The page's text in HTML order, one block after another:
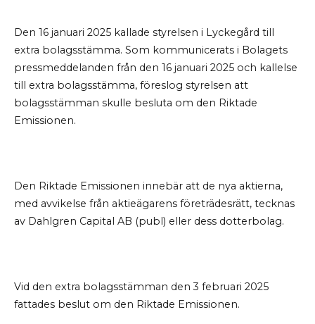
Den 16 januari 2025 kallade styrelsen i Lyckegård till
extra bolagsstämma. Som kommunicerats i Bolagets
pressmeddelanden från den 16 januari 2025 och kallelse
till extra bolagsstämma, föreslog styrelsen att
bolagsstämman skulle besluta om den Riktade
Emissionen.
Den Riktade Emissionen innebär att de nya aktierna,
med avvikelse från aktieägarens företrädesrätt, tecknas
av Dahlgren Capital AB (publ) eller dess dotterbolag.
Vid den extra bolagsstämman den 3 februari 2025
fattades beslut om den Riktade Emissionen.